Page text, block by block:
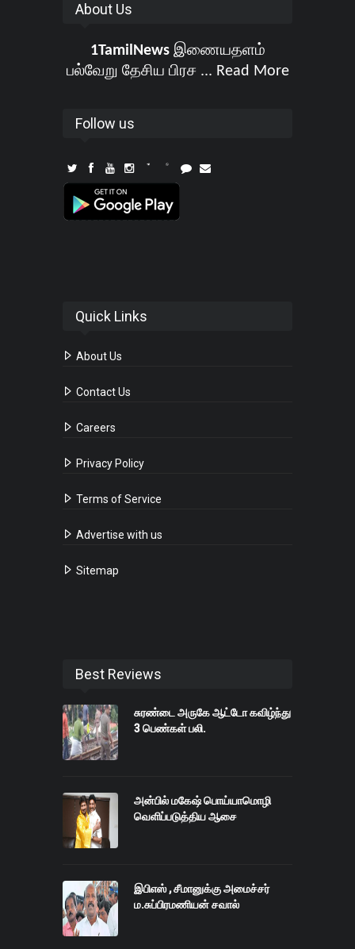
About Us
1TamilNewsஇணையதளம்
பல்வேறு தேசிய பிரச ... Read More
Follow us
Quick Links
About Us
Contact Us
Careers
Privacy Policy
Terms of Service
Advertise with us
Sitemap
Best Reviews
சுரண்டை அருகே ஆட்டோ கவிழ்ந்து
3 பெண்கள் பலி.
அன்பில் மகேஷ் பொய்யாமொழி
வெளிப்படுத்திய ஆசை
இபிஎஸ் , சீமானுக்கு அமைச்சர்
ம.சுப்பிரமணியன் சவால்